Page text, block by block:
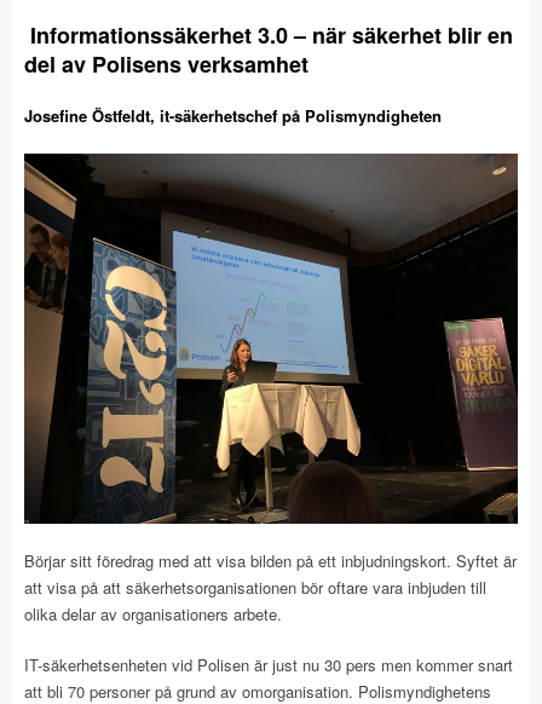
Informationssäkerhet 3.0 – när säkerhet blir en
del av Polisens verksamhet
Josefine Östfeldt, it-säkerhetschef på Polismyndigheten
Börjar sitt föredrag med att visa bilden på ett inbjudningskort. Syftet är
att visa på att säkerhetsorganisationen bör oftare vara inbjuden till
olika delar av organisationers arbete.
IT-säkerhetsenheten vid Polisen är just nu 30 pers men kommer snart
att bli 70 personer på grund av omorganisation. Polismyndighetens